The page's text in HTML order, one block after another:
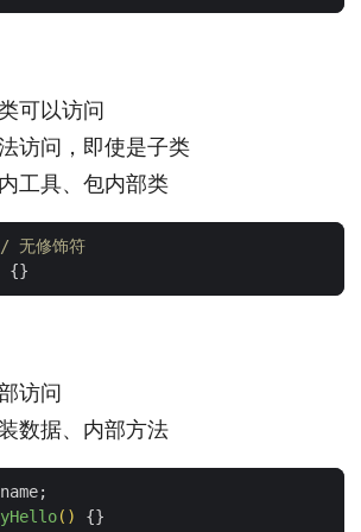
可以访问
访问，即使是子类
工具、包内部类
无修饰符
访问
数据、内部方法
()